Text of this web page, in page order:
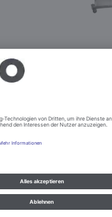
Kontakt
Catering Solutions 2022